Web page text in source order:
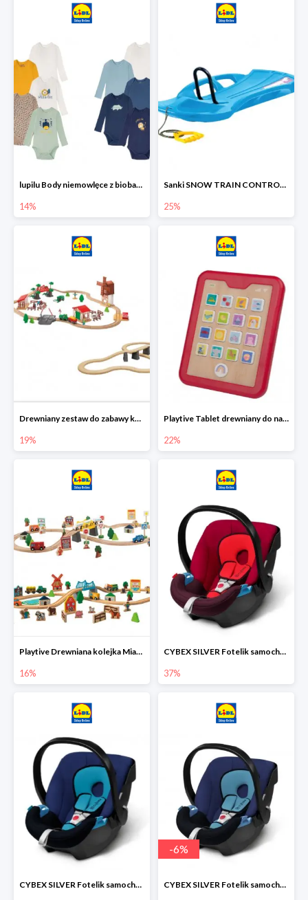
lupilu Body niemowlęce z biobawełny
14%
Sanki SNOW TRAIN CONTROL -25%
25%
Drewniany zestaw do zabawy kolejką - farma i wiadukt
19%
Playtive Tablet drewniany do nauki, interaktywny
22%
Playtive Drewniana kolejka Miasto lub Farma
16%
CYBEX SILVER Fotelik samochodowy
37%
CYBEX SILVER Fotelik samochodowy -30%
-6%
CYBEX SILVER Fotelik samochodowy + dostawa gratis!